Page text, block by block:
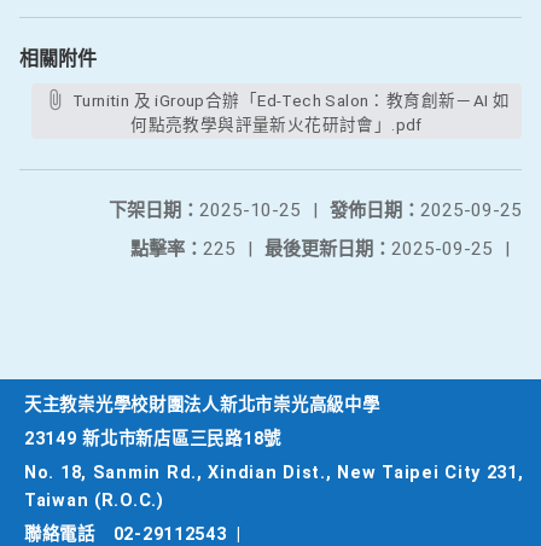
相關附件
何點亮教學與評量新火花研討會」.pdf
發佈日期： 2025-09-25
下架日期： 2025-10-25
|
最後更新日期： 2025-09-25 |
點擊率： 225 |
天主教崇光學校財團法人新北市崇光高級中學
23149 新北市新店區三民路18號
No. 18, Sanmin Rd., Xindian Dist., New Taipei City 231,
Taiwan (R.O.C.)
聯絡電話
02-29112543